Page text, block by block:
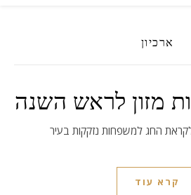
ארכיון
מזון לראש השנה
קרא עוד